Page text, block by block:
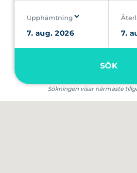
Upphämtning
SÖK
Sökningen visar närmaste